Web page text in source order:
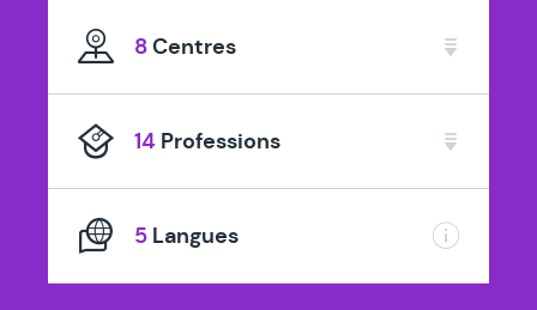
thérapeutes
spécialisé
en
8Centres
14 Professions
5 Langues